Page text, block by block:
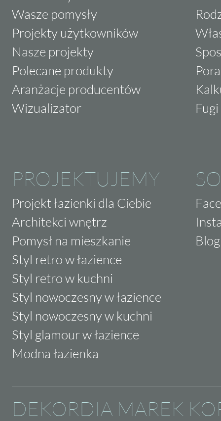
Wasze pomysły
Projekty użytkowników
Nasze projekty
Polecane produkty
Aranżacje producentów
Wizualizator
PROJEKTUJEMY
Projekt łazienki dla Ciebie
Architekci wnętrz
Pomysł na mieszkanie
Styl retro w łazience
Styl retro w kuchni
Styl nowoczesny w łazience
Styl nowoczesny w kuchni
Styl glamour w łazience
Modna łazienka
Blog
DEKORDIA MAREK